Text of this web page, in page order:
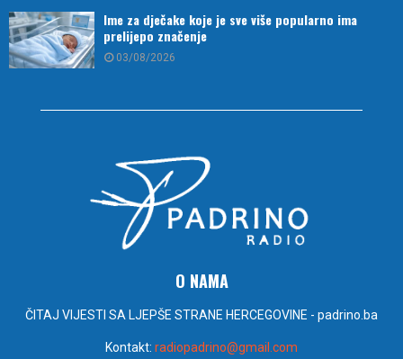
Ime za dječake koje je sve više popularno ima
prelijepo značenje
03/08/2026
O NAMA
ČITAJ VIJESTI SA LJEPŠE STRANE HERCEGOVINE - padrino.ba
Kontakt: radiopadrino@gmail.com